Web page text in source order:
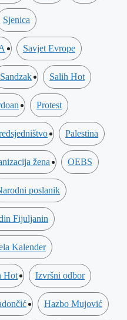
Sjenica
Savjet Evrope
Sandzak Salih Hot
Protest
Palestina
žena OEBS
poslanik
Fijuljanin
Kalender
Hot Izvršni odbor
Hazbo Mujović